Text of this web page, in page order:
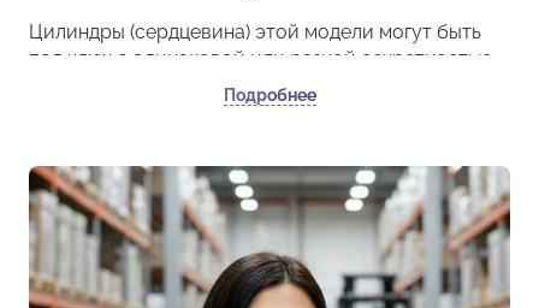
Цилиндры (сердцевина) этой модели могут быть
под ключ с одинаковой или разной секретностью.
Корпус может быть из материала ZAMAK или
Подробнее